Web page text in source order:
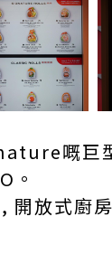
嘅巨
。
開放式廚